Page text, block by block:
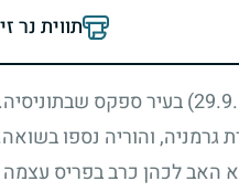
תווית נר
בעיר ספקס
גרמניה, והוריה נספו
האב לכהן כרב בפריס